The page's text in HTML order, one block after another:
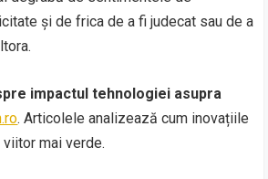
și de frica de a fi judecat sau de a
impactul tehnologiei asupra
. Articolele analizează cum inovațiile
mai verde.